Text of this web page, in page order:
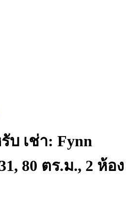
บ เช่า: Fynn
80 ตร.ม., 2 ห้อง